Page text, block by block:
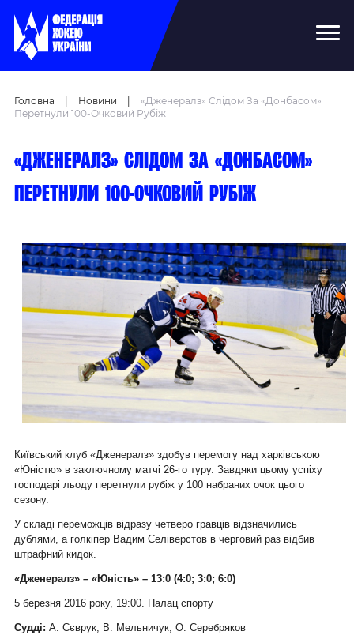
Головна Новини
«Дженералз» Слідом За «Донбасом»
Перетнули 100-Очковий Рубіж
«Дженералз» слідом за «Донбасом»
перетнули 100-очковий рубіж
Київський клуб «Дженералз» здобув перемогу над харківською
«Юністю» в заключному матчі 26-го туру. Завдяки цьому успіху
господарі льоду перетнули рубіж у 100 набраних очок цього
сезону.
У складі переможців відразу четверо гравців відзначились
дублями, а голкіпер Вадим Селіверстов в черговий раз відбив
штрафний кидок.
«Дженералз» – «Юність» – 13:0 (4:0; 3:0; 6:0)
5 березня 2016 року, 19:00. Палац спорту
Судді: А. Сєврук, В. Мельничук, О. Серебряков